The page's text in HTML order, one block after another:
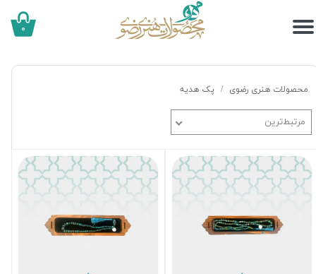
۰
محصولات هنری رضوی پک هدیه
مرتبط‌ترین